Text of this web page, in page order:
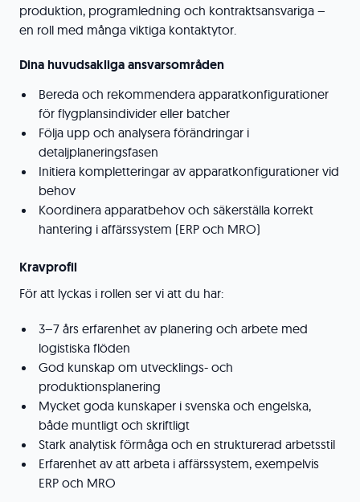
produktion, programledning och kontraktsansvariga –
en roll med många viktiga kontaktytor.
Dina huvudsakliga ansvarsområden
Bereda och rekommendera apparatkonfigurationer
för flygplansindivider eller batcher
Följa upp och analysera förändringar i
detaljplaneringsfasen
Initiera kompletteringar av apparatkonfigurationer vid
behov
Koordinera apparatbehov och säkerställa korrekt
hantering i affärssystem (ERP och MRO)
Kravprofil
För att lyckas i rollen ser vi att du har:
3–7 års erfarenhet av planering och arbete med
logistiska flöden
God kunskap om utvecklings- och
produktionsplanering
Mycket goda kunskaper i svenska och engelska,
både muntligt och skriftligt
Stark analytisk förmåga och en strukturerad arbetsstil
Erfarenhet av att arbeta i affärssystem, exempelvis
ERP och MRO